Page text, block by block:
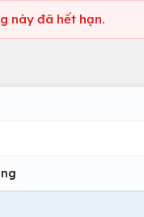
này đã hết hạn.